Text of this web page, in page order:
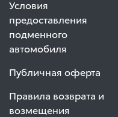
Условия
предоставления
подменного
автомобиля
Публичная оферта
Правила возврата и
возмещения